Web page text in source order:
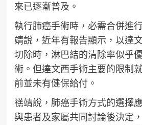
來已逐漸普及。
執行肺癌手術時，必需合併進
靖說，近年有報告顯示，以達
切除時，淋巴結的清除率似乎
術。但達文西手術主要的限制
前並未有健保給付。
禚靖說，肺癌手術方式的選擇
與患者及家屬共同討論後決定